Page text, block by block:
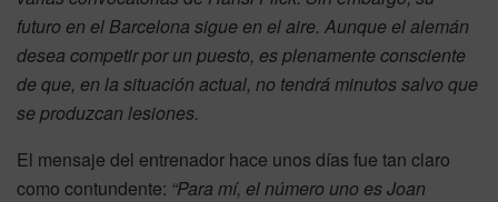
futuro en el Barcelona sigue en el aire. Aunque el alemán
desea competir por un puesto, es plenamente consciente
de que, en la situación actual, no tendrá minutos salvo que
se produzcan lesiones.
El mensaje del entrenador hace unos días fue tan claro
como contundente: “Para mí, el número uno es Joan